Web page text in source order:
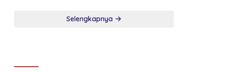
Selengkapnya